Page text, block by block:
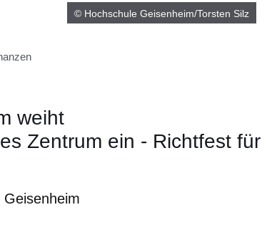
© Hochschule Geisenheim/Torsten Silz
weiht
Zentrum ein - Richtfest für